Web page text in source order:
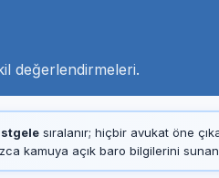
değerlendirmeleri.
sıralanır; hiçbir avukat öne
kamuya açık baro bilgilerini